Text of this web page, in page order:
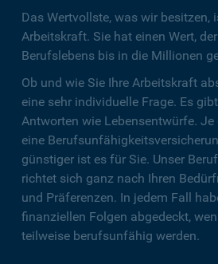
Das Wertvollste, was wir besitzen,
Arbeitskraft. Sie hat einen Wert,
Berufslebens bis in die Millionen
Ob und wie Sie Ihre Arbeitskraft
eine sehr individuelle Frage. Es
Antworten wie Lebensentwürfe. Je
eine
günstiger ist es für Sie. Unser
richtet sich ganz nach Ihren
und Präferenzen. In jedem Fall
finanziellen Folgen abgedeckt,
teilweise berufsunfähig werden.